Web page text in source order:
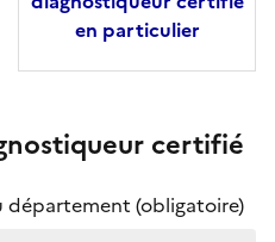
en particulier
certifié
département (obligatoire)